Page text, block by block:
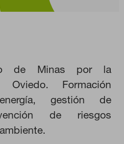
de Minas por la
Oviedo. Formación
gestión de
de riesgos
DE COOKIES